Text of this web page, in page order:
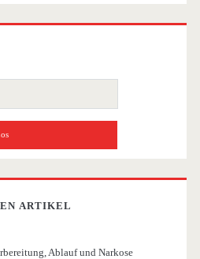
ARTIKEL
Ablauf und Narkose